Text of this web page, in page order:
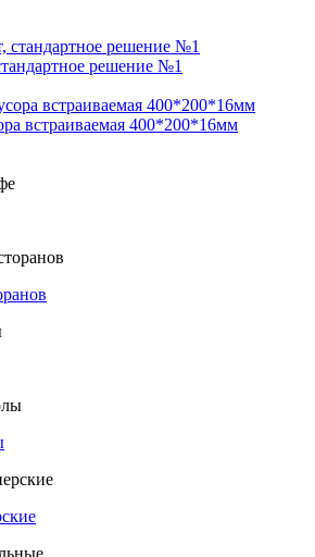
решение №1
встраиваемая 400*200*16мм